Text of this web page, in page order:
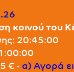
κοινού του
20:45:00
5 € - α) Αγορά